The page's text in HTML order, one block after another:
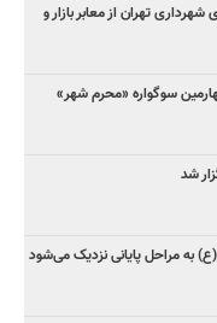
تهران از معابر بازار و
به مراحل پایانی نزدیک می‌شود